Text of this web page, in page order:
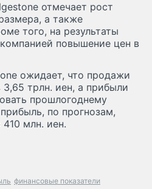
отмечает рост
а также
того, на результаты
повышение цен в
ожидает, что продажи
3,65 трлн. иен, а прибыли
прошлогоднему
по прогнозам,
410 млн. иен.
финансовые показатели